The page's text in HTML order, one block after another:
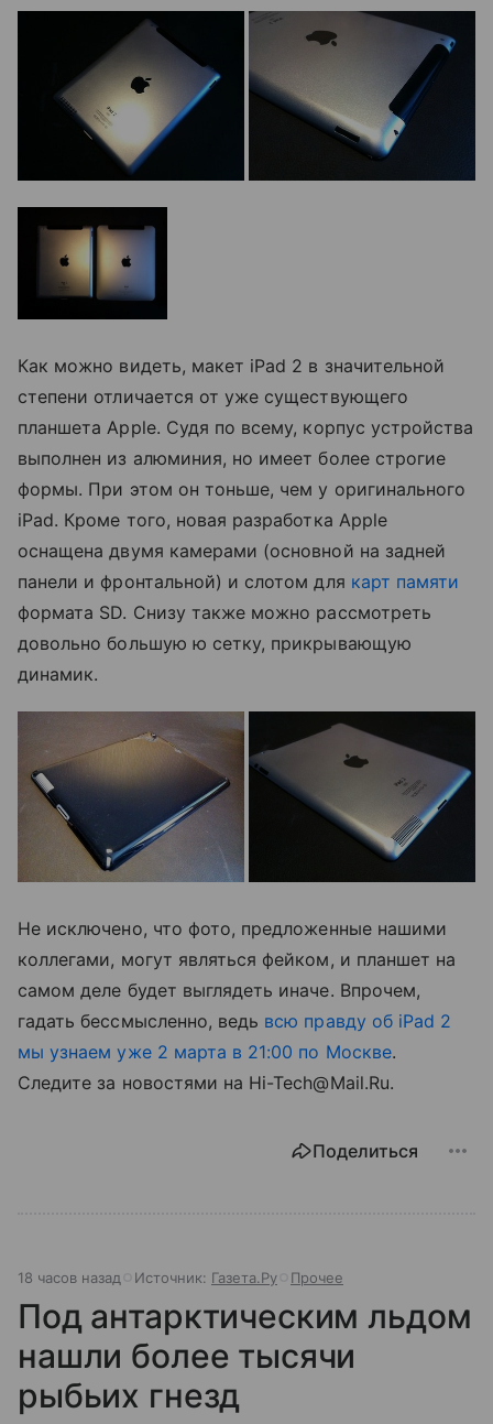
Как можно видеть, макет iPad 2 в значительной
степени отличается от уже существующего
планшета Apple. Судя по всему, корпус устройства
выполнен из алюминия, но имеет более строгие
формы. При этом он тоньше, чем у оригинального
iPad. Кроме того, новая разработка Apple
оснащена двумя камерами (основной на задней
панели и фронтальной) и слотом для карт памяти
формата SD. Снизу также можно рассмотреть
довольно большую ю сетку, прикрывающую
динамик.
Не исключено, что фото, предложенные нашими
коллегами, могут являться фейком, и планшет на
самом деле будет выглядеть иначе. Впрочем,
гадать бессмысленно, ведь всю правду об iPad 2
мы узнаем уже 2 марта в 21:00 по Москве.
Следите за новостями на Hi-Tech@Mail.Ru.
Поделиться
18 часов назад Источник: Газета.Ру Прочее
Под антарктическим льдом
нашли более тысячи
рыбьих гнезд